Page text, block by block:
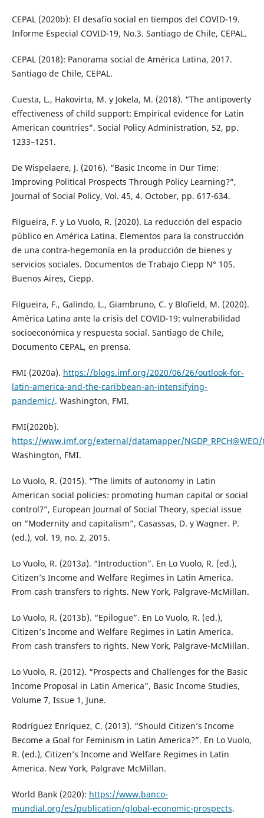
CEPAL (2020b): El desafío social en tiempos del COVID-19.
Informe Especial COVID-19, No.3. Santiago de Chile, CEPAL.
CEPAL (2018): Panorama social de América Latina, 2017.
Santiago de Chile, CEPAL.
Cuesta, L., Hakovirta, M. y Jokela, M. (2018). “The antipoverty
effectiveness of child support: Empirical evidence for Latin
American countries”. Social Policy Administration, 52, pp.
1233–1251.
De Wispelaere, J. (2016). “Basic Income in Our Time:
Improving Political Prospects Through Policy Learning?”,
Journal of Social Policy, Vol. 45, 4. October, pp. 617-634.
Filgueira, F. y Lo Vuolo, R. (2020). La reducción del espacio
público en América Latina. Elementos para la construcción
de una contra-hegemonía en la producción de bienes y
servicios sociales. Documentos de Trabajo Ciepp N° 105.
Buenos Aires, Ciepp.
Filgueira, F., Galindo, L., Giambruno, C. y Blofield, M. (2020).
América Latina ante la crisis del COVID-19: vulnerabilidad
socioeconómica y respuesta social. Santiago de Chile,
Documento CEPAL, en prensa.
FMI (2020a). https://blogs.imf.org/2020/06/26/outlook-for-
latin-america-and-the-caribbean-an-intensifying-
pandemic/. Washington, FMI.
FMI(2020b).
https://www.imf.org/external/datamapper/NGDP_RPCH@WEO/
Washington, FMI.
Lo Vuolo, R. (2015). “The limits of autonomy in Latin
American social policies: promoting human capital or social
control?”, European Journal of Social Theory, special issue
on “Modernity and capitalism”, Casassas, D. y Wagner. P.
(ed.), vol. 19, no. 2, 2015.
Lo Vuolo, R. (2013a). “Introduction”. En Lo Vuolo, R. (ed.),
Citizen’s Income and Welfare Regimes in Latin America.
From cash transfers to rights. New York, Palgrave-McMillan.
Lo Vuolo, R. (2013b). “Epilogue”. En Lo Vuolo, R. (ed.),
Citizen’s Income and Welfare Regimes in Latin America.
From cash transfers to rights. New York, Palgrave-McMillan.
Lo Vuolo, R. (2012). “Prospects and Challenges for the Basic
Income Proposal in Latin America”, Basic Income Studies,
Volume 7, Issue 1, June.
Rodríguez Enríquez, C. (2013). “Should Citizen’s Income
Become a Goal for Feminism in Latin America?”. En Lo Vuolo,
R. (ed.), Citizen’s Income and Welfare Regimes in Latin
America. New York, Palgrave McMillan.
World Bank (2020): https://www.banco-
mundial.org/es/publication/global-economic-prospects.